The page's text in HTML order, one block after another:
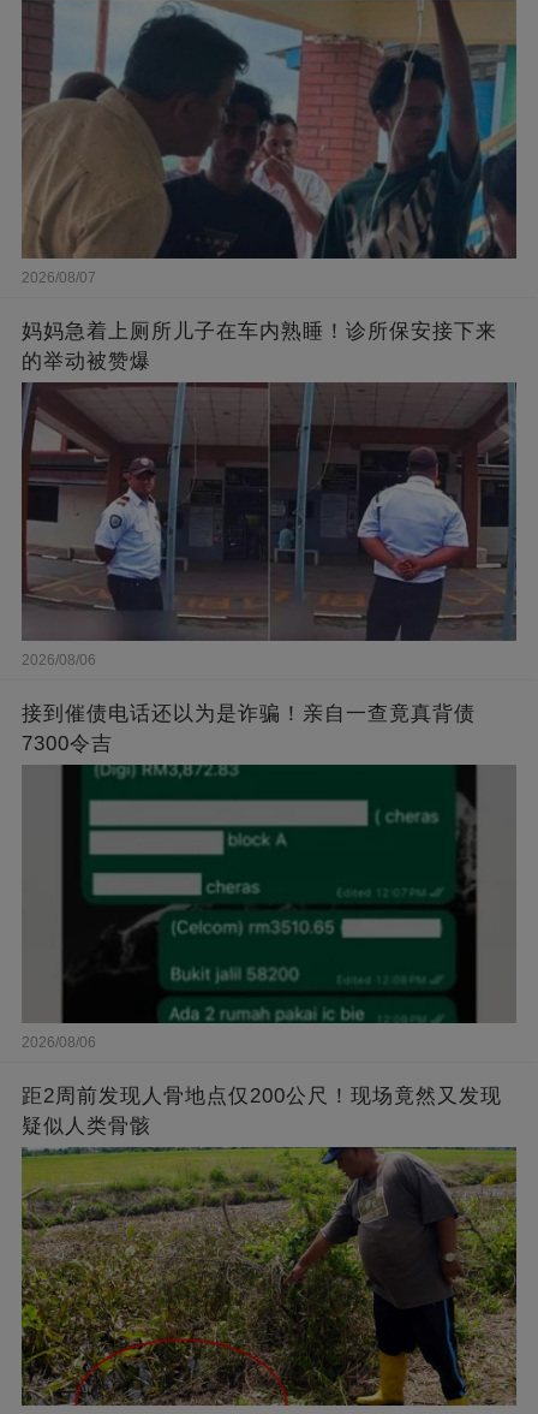
2026/08/07
妈妈急着上厕所儿子在车内熟睡！诊所保安接下来
的举动被赞爆
2026/08/06
接到催债电话还以为是诈骗！亲自一查竟真背债
7300令吉
2026/08/06
距2周前发现人骨地点仅200公尺！现场竟然又发现
疑似人类骨骸